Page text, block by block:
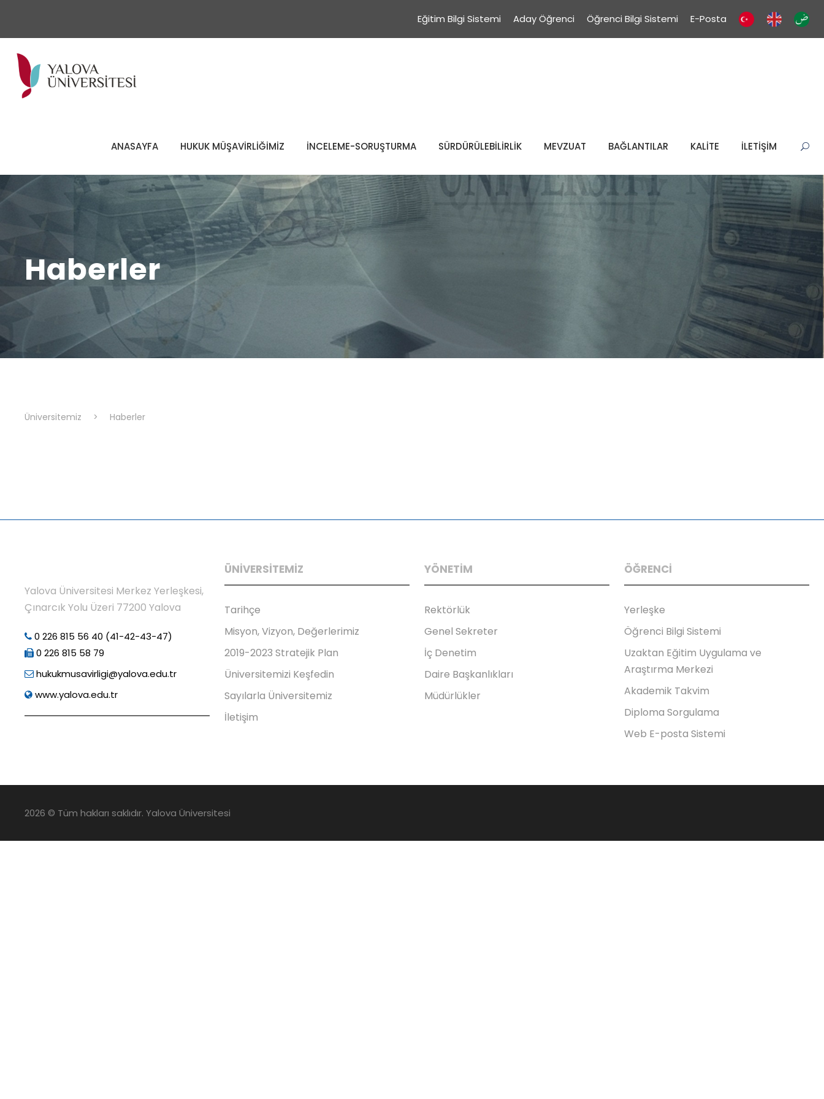
Eğitim Bilgi Sistemi Aday Öğrenci Öğrenci Bilgi Sistemi E-Posta
ANASAYFA HUKUK MÜŞAVİRLİĞİMİZ İNCELEME-SORUŞTURMA SÜRDÜRÜLEBİLİRLİK MEVZUAT BAĞLANTILAR KALİTE İLETİŞİM
Haberler
Üniversitemiz > Haberler
Yalova Üniversitesi Merkez Yerleşkesi,
Çınarcık Yolu Üzeri 77200 Yalova
0 226 815 56 40 (41-42-43-47)
0 226 815 58 79
hukukmusavirligi@yalova.edu.tr
www.yalova.edu.tr
ÜNİVERSİTEMİZ
Tarihçe
Misyon, Vizyon, Değerlerimiz
2019-2023 Stratejik Plan
Üniversitemizi Keşfedin
Sayılarla Üniversitemiz
İletişim
YÖNETİM
Rektörlük
Genel Sekreter
İç Denetim
Daire Başkanlıkları
Müdürlükler
ÖĞRENCİ
Yerleşke
Öğrenci Bilgi Sistemi
Uzaktan Eğitim Uygulama ve
Araştırma Merkezi
Akademik Takvim
Diploma Sorgulama
Web E-posta Sistemi
2026 © Tüm hakları saklıdır. Yalova Üniversitesi